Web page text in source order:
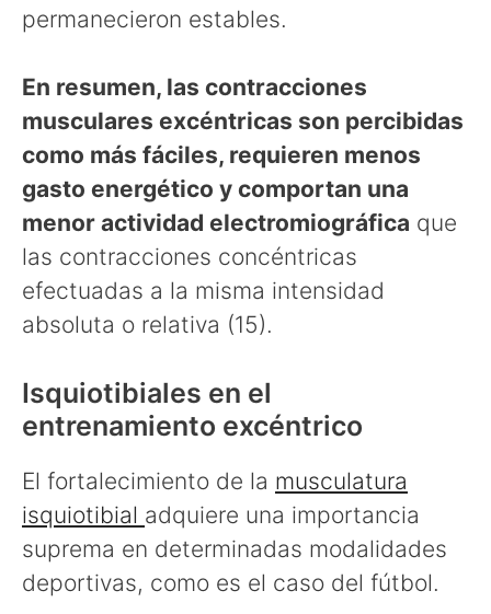
permanecieron estables.
En resumen, las contracciones
musculares excéntricas son percibidas
como más fáciles, requieren menos
gasto energético y comportan una
menor actividad electromiográfica que
las contracciones concéntricas
efectuadas a la misma intensidad
absoluta o relativa (15).
Isquiotibiales en el
entrenamiento excéntrico
El fortalecimiento de la musculatura
isquiotibial adquiere una importancia
suprema en determinadas modalidades
deportivas, como es el caso del fútbol.